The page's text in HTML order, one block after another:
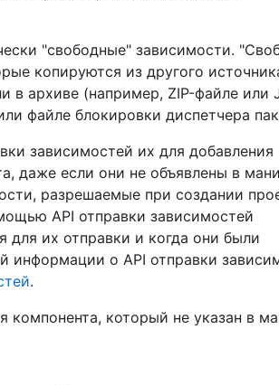
"свободные" зависимости.
копируются из другого
в архиве (например, ZIP-файле или
файле блокировки диспетчера
зависимостей их для добавления
даже если они не объявлены в
разрешаемые при создании
API отправки зависимостей
для их отправки и когда они были
информации о API отправки
.
компонента, который не указан в